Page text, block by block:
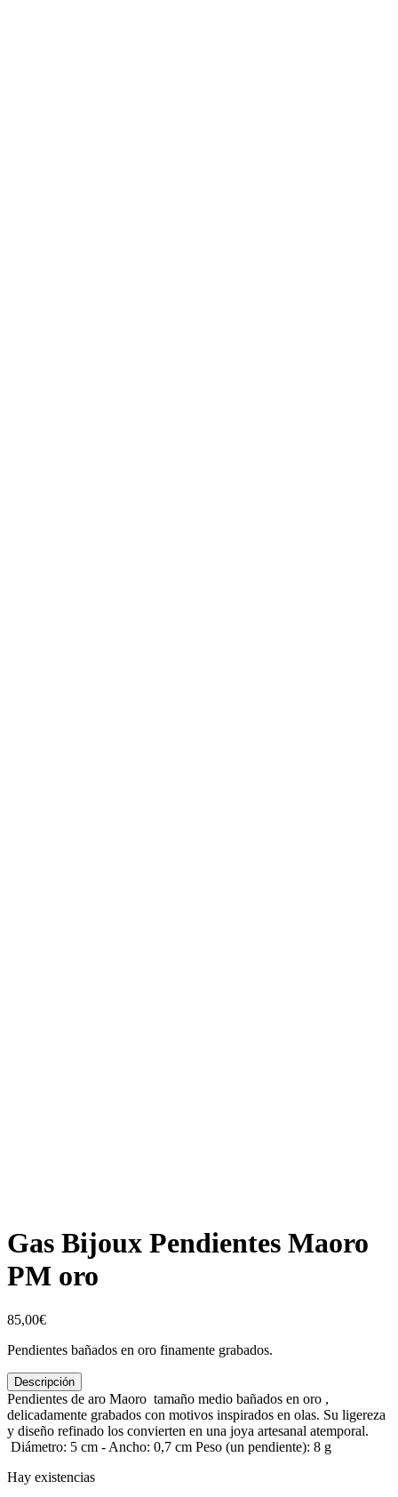
Gas Bijoux Pendientes Maoro
PM oro
85,00€
Pendientes bañados en oro finamente grabados.
Descripción
Pendientes de aro Maoro tamaño medio bañados en oro ,
delicadamente grabados con motivos inspirados en olas. Su ligereza
y diseño refinado los convierten en una joya artesanal atemporal.
Diámetro: 5 cm - Ancho: 0,7 cm Peso (un pendiente): 8 g
Hay existencias